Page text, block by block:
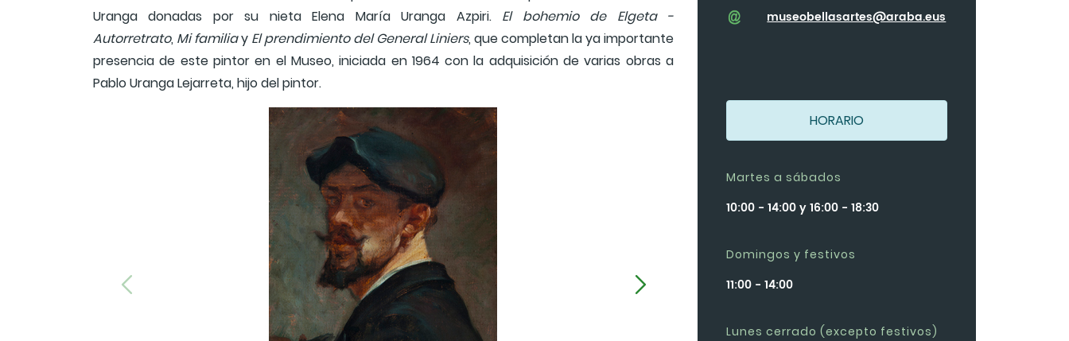
Uranga donadas por su nieta Elena María Uranga Azpiri.El bohemio de Elgeta -
Autorretrato, Mi familiay El prendimiento del General Liniers, que completan la ya importante
presencia de este pintor en el Museo, iniciada en 1964 con la adquisición de varias obras a
Pablo Uranga Lejarreta, hijo del pintor.
museobellasartes@araba.eus
HORARIO
Martes a sábados
10:00 - 14:00 y 16:00 - 18:30
Domingos y festivos
11:00 - 14:00
Lunes cerrado (excepto festivos)